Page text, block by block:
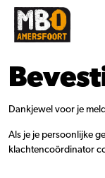
Dankjewel voor je
Als je je persoonlijke
klachtencoördinator